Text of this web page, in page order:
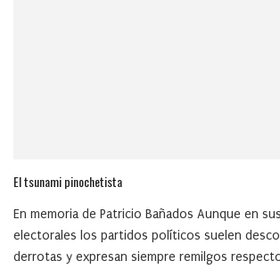
El tsunami pinochetista
En memoria de Patricio Bañados Aunque en
electorales los partidos políticos suelen
derrotas y expresan siempre remilgos